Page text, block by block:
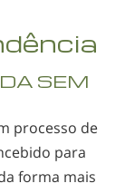
SEM
processo de
para
forma mais